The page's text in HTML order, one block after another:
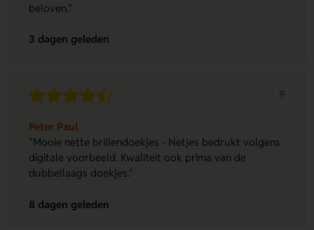
beloven."
3 dagen geleden
9
Peter Paul
"Mooie nette brillendoekjes - Netjes bedrukt volgens
digitale voorbeeld. Kwaliteit ook prima van de
dubbellaags doekjes."
8 dagen geleden